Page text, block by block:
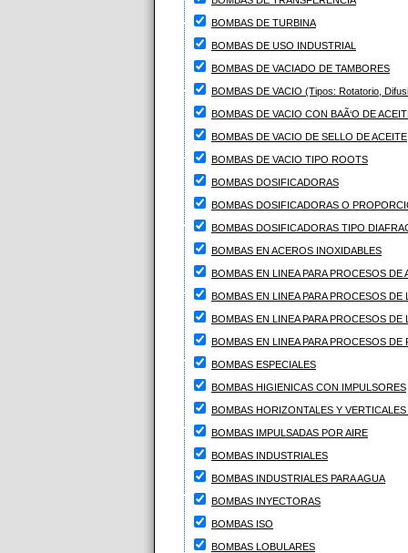
BOMBAS DE TURBINA
BOMBAS DE USO INDUSTRIAL
BOMBAS DE VACIADO DE TAMBORES
BOMBAS DE VACIO (Tipos: Rotatorio,
BOMBAS DE VACIO CON BAÃ‘O DE
BOMBAS DE VACIO DE SELLO DE ACEITE
BOMBAS DE VACIO TIPO ROOTS
BOMBAS DOSIFICADORAS
BOMBAS DOSIFICADORAS O
BOMBAS DOSIFICADORAS TIPO
BOMBAS EN ACEROS INOXIDABLES
BOMBAS EN LINEA PARA PROCESOS DE
BOMBAS EN LINEA PARA PROCESOS DE
BOMBAS EN LINEA PARA PROCESOS DE
BOMBAS EN LINEA PARA PROCESOS DE
BOMBAS ESPECIALES
BOMBAS HIGIENICAS CON IMPULSORES
BOMBAS HORIZONTALES Y
BOMBAS IMPULSADAS POR AIRE
BOMBAS INDUSTRIALES
BOMBAS INDUSTRIALES PARA AGUA
BOMBAS INYECTORAS
BOMBAS ISO
BOMBAS LOBULARES